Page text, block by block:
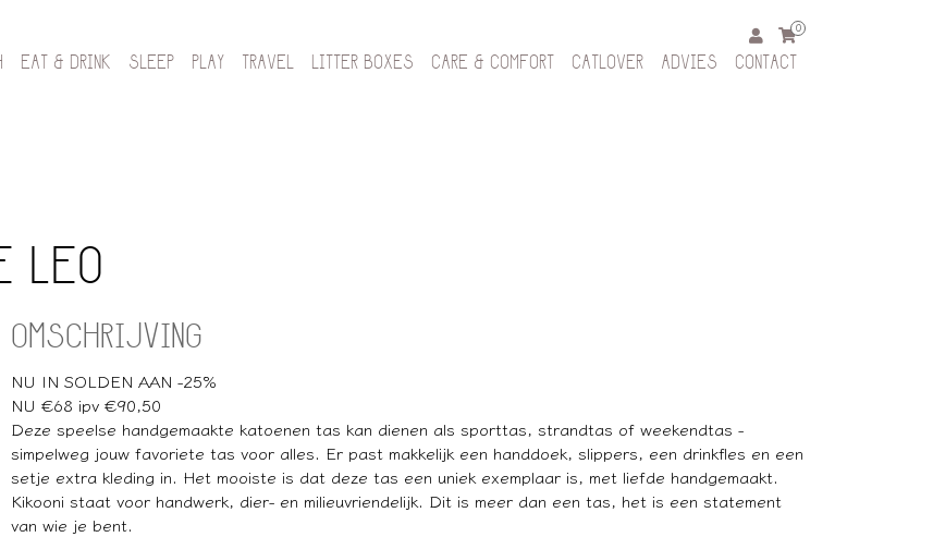
0
EAT & DRINK SLEEP PLAY TRAVEL LITTER BOXES CARE & COMFORT CATLOVER ADVIES CONTACT
LEO
OMSCHRIJVING
NU IN SOLDEN AAN -25%
NU €68 ipv €90,50
Deze speelse handgemaakte katoenen tas kan dienen als sporttas, strandtas of weekendtas -
simpelweg jouw favoriete tas voor alles. Er past makkelijk een handdoek, slippers, een drinkfles en een
setje extra kleding in. Het mooiste is dat deze tas een uniek exemplaar is, met liefde handgemaakt.
Kikooni staat voor handwerk, dier- en milieuvriendelijk. Dit is meer dan een tas, het is een statement
van wie je bent.